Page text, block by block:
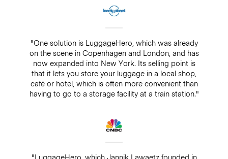
"One solution is LuggageHero, which was already
on the scene in Copenhagen and London, and has
now expanded into New York. Its selling point is
that it lets you store your luggage in a local shop,
café or hotel, which is often more convenient than
having to go to a storage facility at a train station."
"LuggageHero, which Jannik Lawaetz founded in